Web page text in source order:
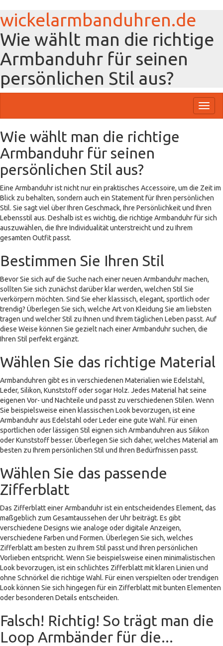
wickelarmbanduhren.de
Wie wählt man die richtige
Armbanduhr für seinen
persönlichen Stil aus?
Wie wählt man die richtige
Armbanduhr für seinen
persönlichen Stil aus?
Eine Armbanduhr ist nicht nur ein praktisches Accessoire, um die Zeit im
Blick zu behalten, sondern auch ein Statement für Ihren persönlichen
Stil. Sie sagt viel über Ihren Geschmack, Ihre Persönlichkeit und Ihren
Lebensstil aus. Deshalb ist es wichtig, die richtige Armbanduhr für sich
auszuwählen, die Ihre Individualität unterstreicht und zu Ihrem
gesamten Outfit passt.
Bestimmen Sie Ihren Stil
Bevor Sie sich auf die Suche nach einer neuen Armbanduhr machen,
sollten Sie sich zunächst darüber klar werden, welchen Stil Sie
verkörpern möchten. Sind Sie eher klassisch, elegant, sportlich oder
trendig? Überlegen Sie sich, welche Art von Kleidung Sie am liebsten
tragen und welcher Stil zu Ihnen und Ihrem täglichen Leben passt. Auf
diese Weise können Sie gezielt nach einer Armbanduhr suchen, die
Ihren Stil perfekt ergänzt.
Wählen Sie das richtige Material
Armbanduhren gibt es in verschiedenen Materialien wie Edelstahl,
Leder, Silikon, Kunststoff oder sogar Holz. Jedes Material hat seine
eigenen Vor- und Nachteile und passt zu verschiedenen Stilen. Wenn
Sie beispielsweise einen klassischen Look bevorzugen, ist eine
Armbanduhr aus Edelstahl oder Leder eine gute Wahl. Für einen
sportlichen oder lässigen Stil eignen sich Armbanduhren aus Silikon
oder Kunststoff besser. Überlegen Sie sich daher, welches Material am
besten zu Ihrem persönlichen Stil und Ihren Bedürfnissen passt.
Wählen Sie das passende
Zifferblatt
Das Zifferblatt einer Armbanduhr ist ein entscheidendes Element, das
maßgeblich zum Gesamtaussehen der Uhr beiträgt. Es gibt
verschiedene Designs wie analoge oder digitale Anzeigen,
verschiedene Farben und Formen. Überlegen Sie sich, welches
Zifferblatt am besten zu Ihrem Stil passt und Ihren persönlichen
Vorlieben entspricht. Wenn Sie beispielsweise einen minimalistischen
Look bevorzugen, ist ein schlichtes Zifferblatt mit klaren Linien und
ohne Schnörkel die richtige Wahl. Für einen verspielten oder trendigen
Look können Sie sich hingegen für ein Zifferblatt mit bunten Elementen
oder besonderen Details entscheiden.
Falsch! Richtig! So trägt man die
Loop Armbänder für die...